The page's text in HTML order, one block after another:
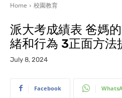
Home 校園教育
派大考成績表 爸媽
緒和行為 3正面方法
July 8, 2024
Facebook